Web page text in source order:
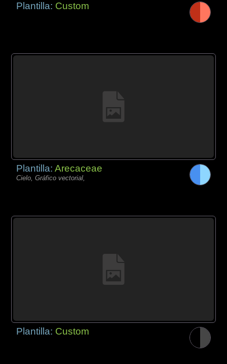
Plantilla: Custom
Plantilla:Arecaceae
Cielo, Gráfico vectorial,
Plantilla: Custom